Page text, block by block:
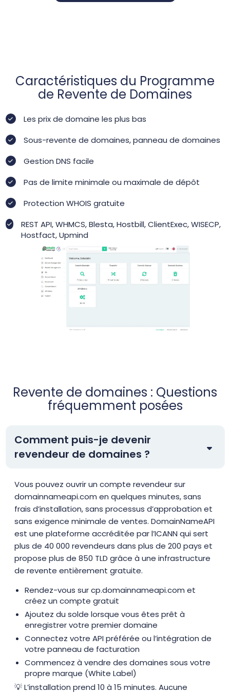
Caractéristiques du Programme
de Revente de Domaines
Les prix de domaine les plus bas
Sous-revente de domaines, panneau de domaines
Gestion DNS facile
Pas de limite minimale ou maximale de dépôt
Protection WHOIS gratuite
REST API, WHMCS, Blesta, Hostbill, ClientExec, WISECP,
Hostfact, Upmind
Revente de domaines : Questions
fréquemment posées
Comment puis-je devenir
revendeur de domaines ?
Vous pouvez ouvrir un compte revendeur sur
domainnameapi.com en quelques minutes, sans
frais d’installation, sans processus d’approbation et
sans exigence minimale de ventes. DomainNameAPI
est une plateforme accréditée par l’ICANN qui sert
plus de 40 000 revendeurs dans plus de 200 pays et
propose plus de 850 TLD grâce à une infrastructure
de revente entièrement gratuite.
Rendez-vous sur cp.domainnameapi.com et
créez un compte gratuit
Ajoutez du solde lorsque vous êtes prêt à
enregistrer votre premier domaine
Connectez votre API préférée ou l’intégration de
votre panneau de facturation
Commencez à vendre des domaines sous votre
propre marque (White Label)
💡 L’installation prend 10 à 15 minutes. Aucune